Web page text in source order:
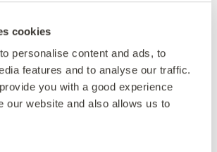
cookies
personalise content and ads, to
features and to analyse our traffic.
you with a good experience
our website and also allows us to
Guard Elite
of our Multiple Performance